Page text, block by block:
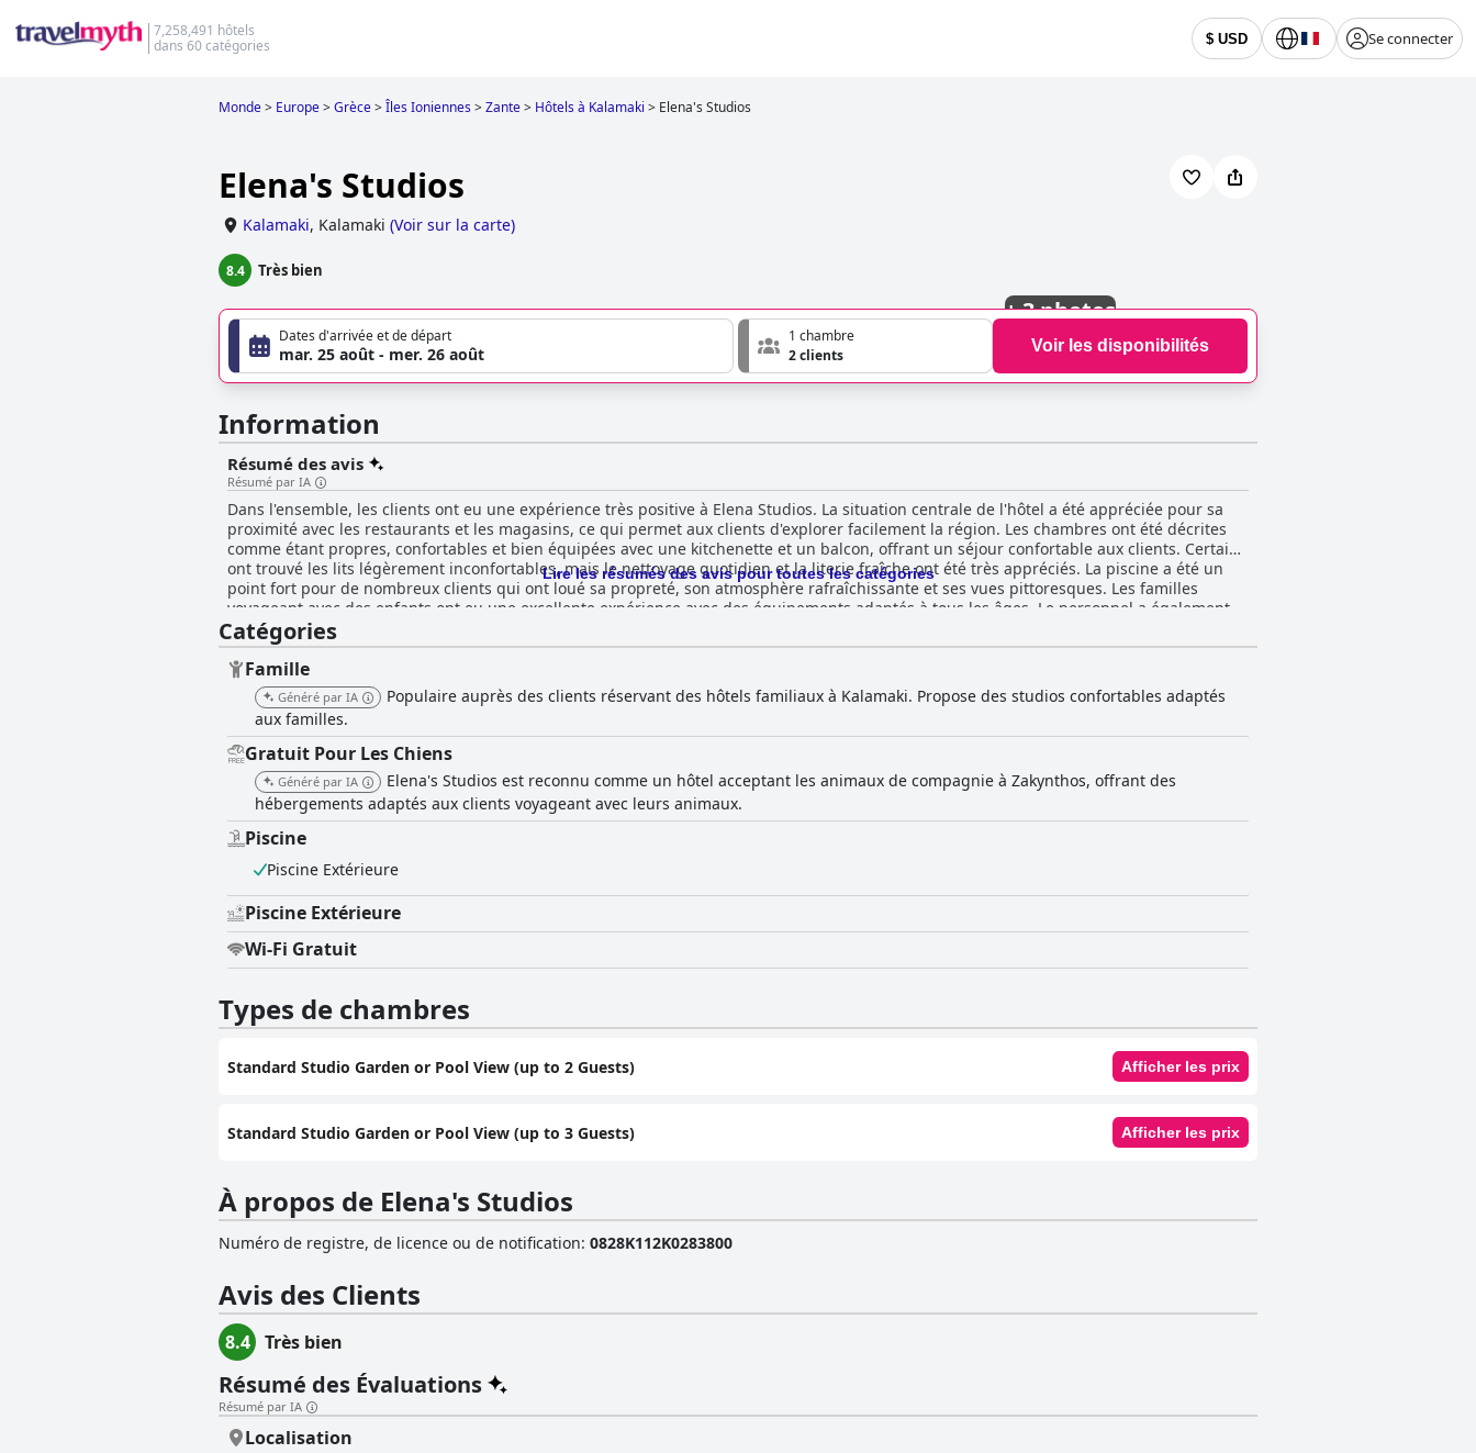
7,258,491 hôtels
dans 60 catégories
$ USD Se connecter
Monde> Europe>Grèce>Îles Ioniennes>Zante> Hôtels à Kalamaki > Elena's Studios
Elena's Studios
Kalamaki, Kalamaki (Voir sur la carte)
8.4 Très bien
+3 photos
Dates d'arrivée et de départ
mar. 25 août - mer. 26 août
1 chambre
2 clients
Voir les disponibilités
Information
Résumé des avis
Résumé par IA
Dans l'ensemble, les clients ont eu une expérience très positive à Elena Studios. La situation centrale de l'hôtel a été appréciée pour sa
proximité avec les restaurants et les magasins, ce qui permet aux clients d'explorer facilement la région. Les chambres ont été décrites
comme étant propres, confortables et bien équipées avec une kitchenette et un balcon, offrant un séjour confortable aux clients. Certains
ont trouvé les lits légèrement inconfortables, mais le nettoyage quotidien et la literie fraîche ont été très appréciés. La piscine a été un
point fort pour de nombreux clients qui ont loué sa propreté, son atmosphère rafraîchissante et ses vues pittoresques. Les familles
voyageant avec des enfants ont eu une excellente expérience avec des équipements adaptés à tous les âges. Le personnel a également
été décrit comme amical, serviable et communicatif, beaucoup se surpassant pour le confort des clients. Malgré des avis mitigés sur le
petit-déjeuner de l'hôtel voisin, les clients ont apprécié la qualité générale et l'ambiance de l'hôtel.
Lire les résumés des avis pour toutes les catégories
Catégories
Famille
Généré par IA
Populaire auprès des clients réservant des hôtels familiaux à Kalamaki. Propose des studios confortables adaptés
aux familles.
Gratuit Pour Les Chiens
Généré par IA
Elena's Studios est reconnu comme un hôtel acceptant les animaux de compagnie à Zakynthos, offrant des
hébergements adaptés aux clients voyageant avec leurs animaux.
Piscine
Piscine Extérieure
Piscine Extérieure
Wi-Fi Gratuit
Types de chambres
Standard Studio Garden or Pool View (up to 2 Guests) Afficher les prix
Standard Studio Garden or Pool View (up to 3 Guests) Afficher les prix
À propos de Elena's Studios
Numéro de registre, de licence ou de notification: 0828K112K0283800
Avis des Clients
8.4 Très bien
Résumé des Évaluations
Résumé par IA
Localisation